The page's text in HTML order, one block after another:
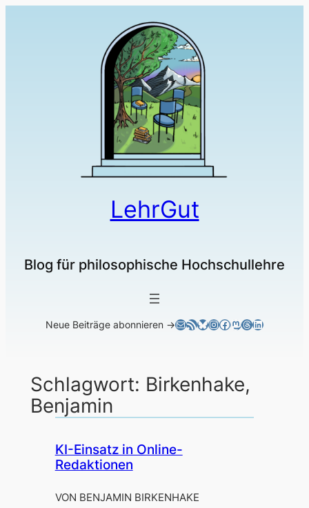
LehrGut
Blog für philosophische Hochschullehre
Neue Beiträge abonnieren →E-MailRSS-FeedBluesky
Instagram
Facebook
Mastodon
Threads
LinkedIn
Schlagwort: Birkenhake,
Benjamin
KI-Einsatz in Online-
Redaktionen
VON BENJAMIN BIRKENHAKE